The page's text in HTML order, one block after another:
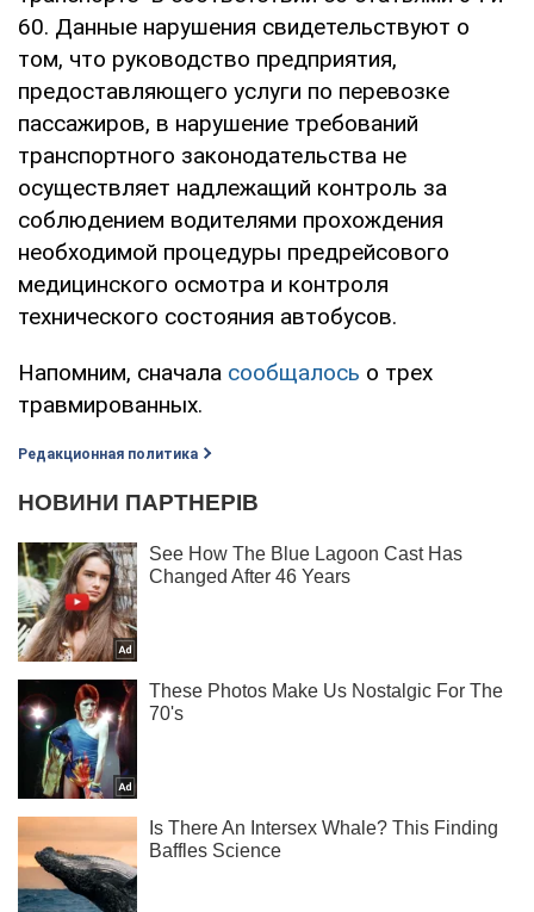
60. Данные нарушения свидетельствуют о
том, что руководство предприятия,
предоставляющего услуги по перевозке
пассажиров, в нарушение требований
транспортного законодательства не
осуществляет надлежащий контроль за
соблюдением водителями прохождения
необходимой процедуры предрейсового
медицинского осмотра и контроля
технического состояния автобусов.
Напомним, сначала сообщалось о трех
травмированных.
Редакционная политика